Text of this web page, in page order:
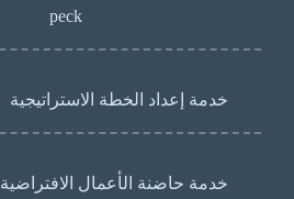
peck
خدمة إعداد الخطة الاستراتيجية
خدمة حاضنة الأعمال الافتراضية